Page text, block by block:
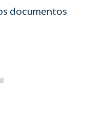
documentos